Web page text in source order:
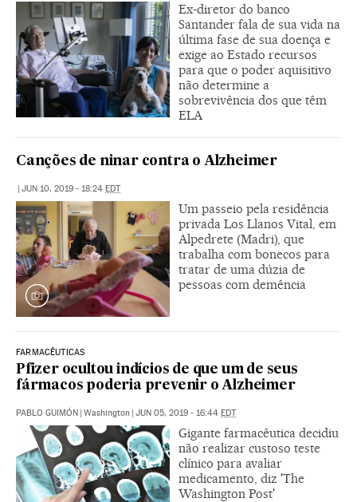
Ex-diretor do banco
Santander fala de sua vida na
última fase de sua doença e
exige ao Estado recursos
para que o poder aquisitivo
não determine a
sobrevivência dos que têm
ELA
Canções de ninar contra o Alzheimer
| JUN 10, 2019 - 18:24 EDT
Um passeio pela residência
privada Los Llanos Vital, em
Alpedrete (Madri), que
trabalha com bonecos para
tratar de uma dúzia de
pessoas com demência
FARMACÊUTICAS
Pfizer ocultou indícios de que um de seus
fármacos poderia prevenir o Alzheimer
PABLO GUIMÓN | Washington | JUN 05, 2019 - 16:44 EDT
Gigante farmacêutica decidiu
não realizar custoso teste
clínico para avaliar
medicamento, diz 'The
Washington Post'